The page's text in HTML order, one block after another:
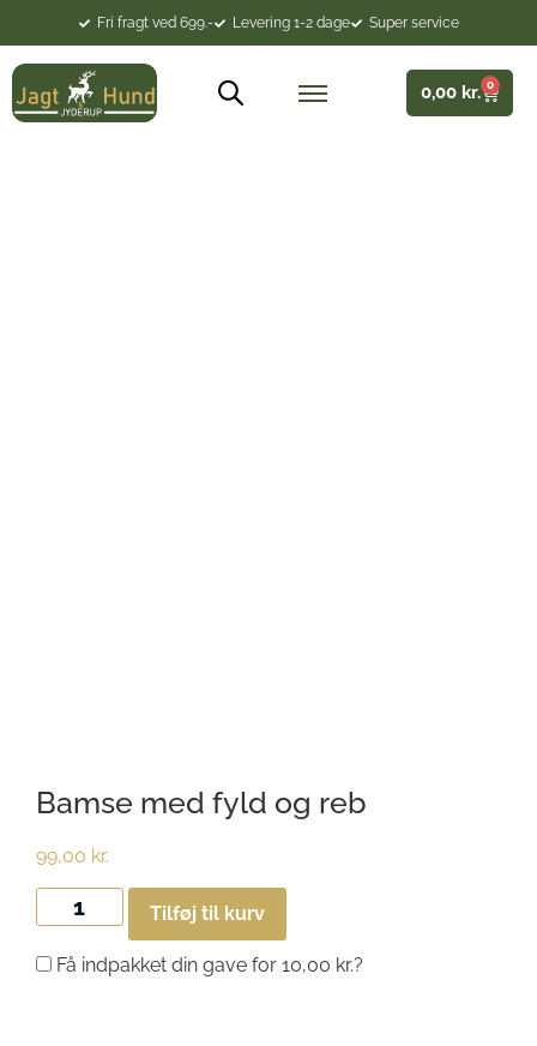
Fri fragt ved 699.- Levering 1-2 dage Super service
0,00 kr. 0
Bamse med fyld og reb
99,00 kr.
Tilføj til kurv
Få indpakket din gave for 10,00 kr.?